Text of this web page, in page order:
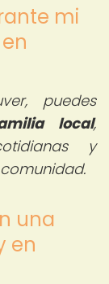
mi
puedes
local,
y
una
en